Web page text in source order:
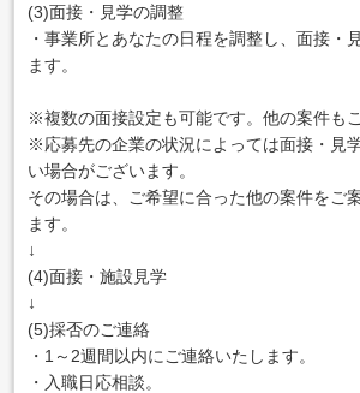
(3)面接・見学の調整
・事業所とあなたの日程を調整し、面接・
ます。
※複数の面接設定も可能です。他の案件も
※応募先の企業の状況によっては面接・見
い場合がございます。
その場合は、ご希望に合った他の案件をご
ます。
↓
(4)面接・施設見学
↓
(5)採否のご連絡
・1～2週間以内にご連絡いたします。
・入職日応相談。